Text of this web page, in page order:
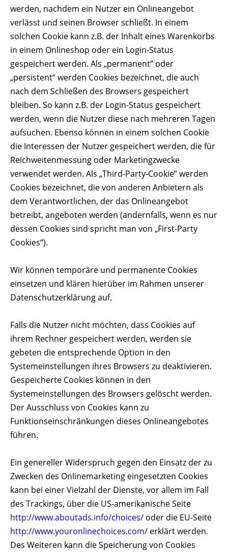
werden, nachdem ein Nutzer ein Onlineangebot
verlässt und seinen Browser schließt. In einem
solchen Cookie kann z.B. der Inhalt eines Warenkorbs
in einem Onlineshop oder ein Login-Status
gespeichert werden. Als „permanent“ oder
„persistent“ werden Cookies bezeichnet, die auch
nach dem Schließen des Browsers gespeichert
bleiben. So kann z.B. der Login-Status gespeichert
werden, wenn die Nutzer diese nach mehreren Tagen
aufsuchen. Ebenso können in einem solchen Cookie
die Interessen der Nutzer gespeichert werden, die für
Reichweitenmessung oder Marketingzwecke
verwendet werden. Als „Third-Party-Cookie“ werden
Cookies bezeichnet, die von anderen Anbietern als
dem Verantwortlichen, der das Onlineangebot
betreibt, angeboten werden (andernfalls, wenn es nur
dessen Cookies sind spricht man von „First-Party
Cookies“).
Wir können temporäre und permanente Cookies
einsetzen und klären hierüber im Rahmen unserer
Datenschutzerklärung auf.
Falls die Nutzer nicht möchten, dass Cookies auf
ihrem Rechner gespeichert werden, werden sie
gebeten die entsprechende Option in den
Systemeinstellungen ihres Browsers zu deaktivieren.
Gespeicherte Cookies können in den
Systemeinstellungen des Browsers gelöscht werden.
Der Ausschluss von Cookies kann zu
Funktionseinschränkungen dieses Onlineangebotes
führen.
Ein genereller Widerspruch gegen den Einsatz der zu
Zwecken des Onlinemarketing eingesetzten Cookies
kann bei einer Vielzahl der Dienste, vor allem im Fall
des Trackings, über die US-amerikanische Seite
http://www.aboutads.info/choices/ oder die EU-Seite
http://www.youronlinechoices.com/ erklärt werden.
Des Weiteren kann die Speicherung von Cookies